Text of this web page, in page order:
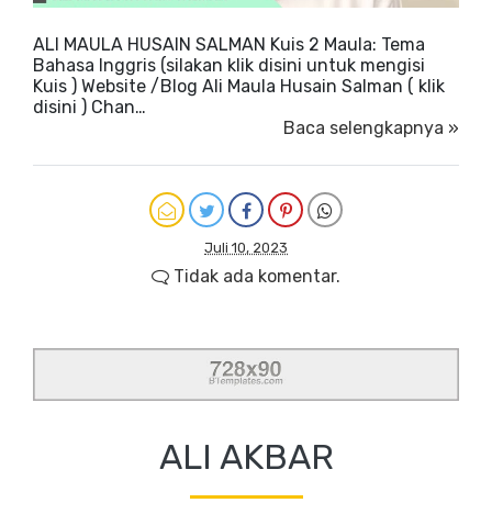
ALI MAULA HUSAIN SALMAN Kuis 2 Maula: Tema
Bahasa Inggris (silakan klik disini untuk mengisi
Kuis ) Website /Blog Ali Maula Husain Salman ( klik
disini ) Chan…
Baca selengkapnya »
Juli 10, 2023
Tidak ada komentar.
ALI AKBAR